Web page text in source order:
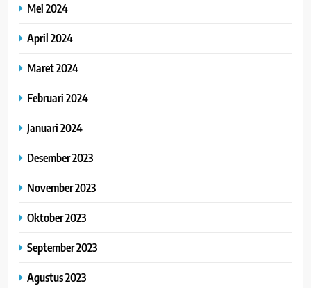
Mei 2024
April 2024
Maret 2024
Februari 2024
Januari 2024
Desember 2023
November 2023
Oktober 2023
September 2023
Agustus 2023